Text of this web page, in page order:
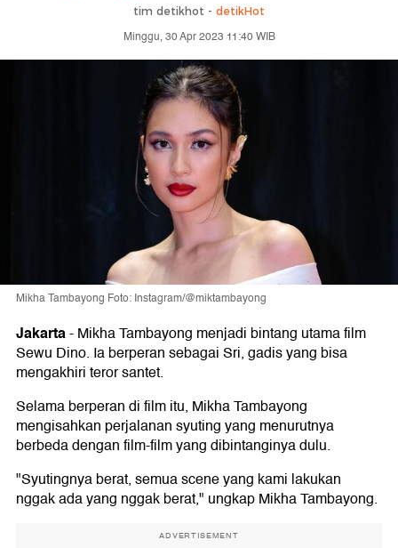
tim detikhot - detikHot
Minggu, 30 Apr 2023 11:40 WIB
Mikha Tambayong Foto: Instagram/@miktambayong
Jakarta-Mikha Tambayong menjadi bintang utama film
Sewu Dino. Ia berperan sebagai Sri, gadis yang bisa
mengakhiri teror santet.
Selama berperan di film itu, Mikha Tambayong
mengisahkan perjalanan syuting yang menurutnya
berbeda dengan film-film yang dibintanginya dulu.
"Syutingnya berat, semua scene yang kami lakukan
nggak ada yang nggak berat," ungkap Mikha Tambayong.
ADVERTISEMENT